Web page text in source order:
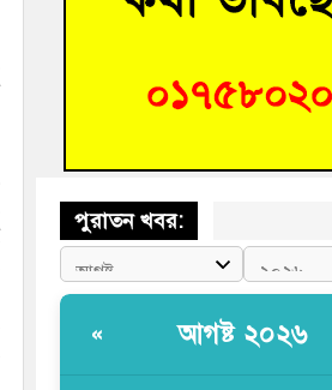
দিবসের আলোচনা সভা ও পুরস্কার বিতরণ
ফ্যাক্ট-ফাইন্ডিং কমিটি গঠন
পুরাতন খবর:
« আগষ্ট ২০২৬